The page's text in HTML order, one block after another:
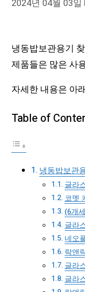
2024년 04월 03일
냉동밥보관용기
제품들은 많은 사
자세한 내용은 아
Table of
냉동밥보관
글라
코멧
(6개
글라
네오
락앤
글라
글라